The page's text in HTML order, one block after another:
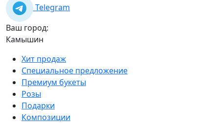
Telegram
Ваш город:
Камышин
Хит продаж
Специальное предложение
Премиум букеты
Розы
Подарки
Композиции